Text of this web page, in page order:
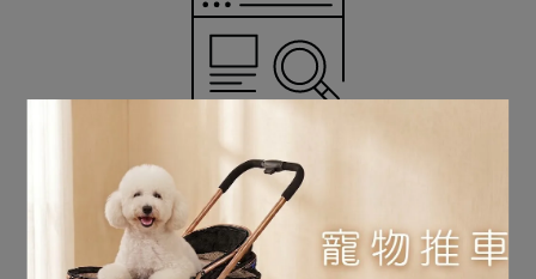
很抱歉，無商品符合篩選條件
請重新輸入篩選